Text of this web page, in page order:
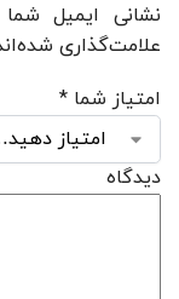
نشانی ایمیل
علامت‌گذاری
امتیاز شما *